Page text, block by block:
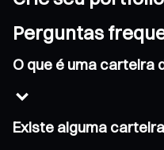
Perguntas
O que é uma carteira
Existe alguma